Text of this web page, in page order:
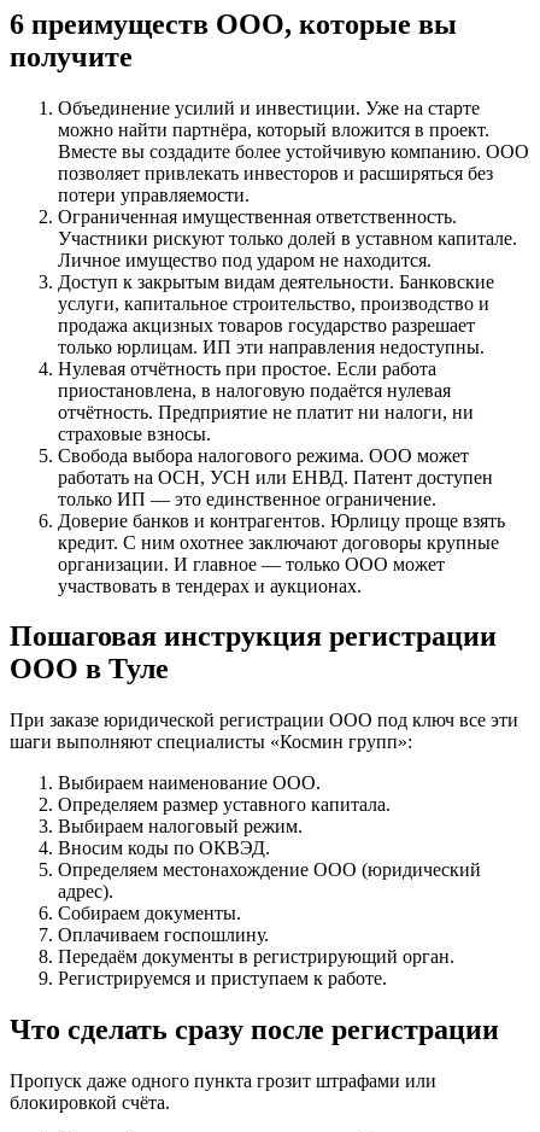
6 преимуществ ООО, которые вы
получите
Объединение усилий и инвестиции. Уже на старте
можно найти партнёра, который вложится в проект.
Вместе вы создадите более устойчивую компанию. ООО
позволяет привлекать инвесторов и расширяться без
потери управляемости.
Ограниченная имущественная ответственность.
Участники рискуют только долей в уставном капитале.
Личное имущество под ударом не находится.
Доступ к закрытым видам деятельности. Банковские
услуги, капитальное строительство, производство и
продажа акцизных товаров государство разрешает
только юрлицам. ИП эти направления недоступны.
Нулевая отчётность при простое. Если работа
приостановлена, в налоговую подаётся нулевая
отчётность. Предприятие не платит ни налоги, ни
страховые взносы.
Свобода выбора налогового режима. ООО может
работать на ОСН, УСН или ЕНВД. Патент доступен
только ИП — это единственное ограничение.
Доверие банков и контрагентов. Юрлицу проще взять
кредит. С ним охотнее заключают договоры крупные
организации. И главное — только ООО может
участвовать в тендерах и аукционах.
Пошаговая инструкция регистрации
ООО в Туле
При заказе юридической регистрации ООО под ключ все эти
шаги выполняют специалисты «Космин групп»:
Выбираем наименование ООО.
Определяем размер уставного капитала.
Выбираем налоговый режим.
Вносим коды по ОКВЭД.
Определяем местонахождение ООО (юридический
адрес).
Собираем документы.
Оплачиваем госпошлину.
Передаём документы в регистрирующий орган.
Регистрируемся и приступаем к работе.
Что сделать сразу после регистрации
Пропуск даже одного пункта грозит штрафами или
блокировкой счёта.